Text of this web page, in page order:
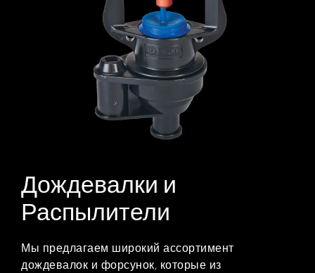
Дождевалки и
Распылители
Мы предлагаем широкий ассортимент
дождевалок и форсунок, которые из